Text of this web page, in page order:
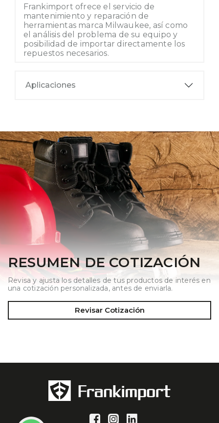
Frankimport ofrece el servicio de
mantenimiento y reparación de
herramientas marca Milwaukee, así como
el análisis del problema de su equipo y
posibilidad de importar directamente los
repuestos necesarios.
Aplicaciones
RESUMEN DE COTIZACIÓN
Revisa y ajusta los detalles de tus productos de interés en
una cotización personalizada, antes de enviarla.
Revisar Cotización